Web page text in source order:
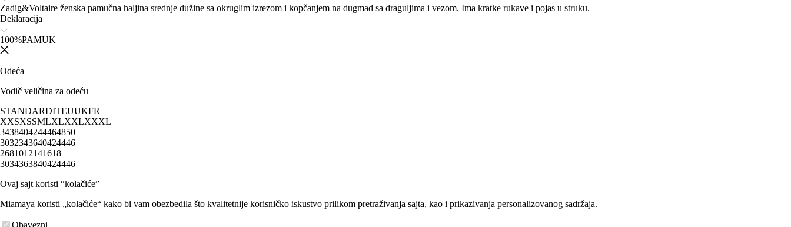
Zadig&Voltaire ženska pamučna haljina srednje dužine sa okruglim izrezom i kopčanjem na dugmad sa draguljima i vezom. Ima kratke rukave i pojas u struku.
Deklaracija
100%PAMUK
Odeća
Vodič veličina za odeću
STANDARDITEUUKFR
XXSXSSMLXLXXLXXXL
3438404244464850
3032343640424446
2681012141618
3034363840424446
Ovaj sajt koristi “kolačiće”
Miamaya koristi „kolačiće“ kako bi vam obezbedila što kvalitetnije korisničko iskustvo prilikom pretraživanja sajta, kao i prikazivanja personalizovanog sadržaja.
Obavezni